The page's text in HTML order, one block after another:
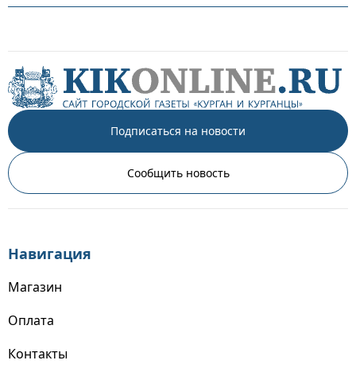
Подписаться на новости
Сообщить новость
Навигация
Магазин
Оплата
Контакты